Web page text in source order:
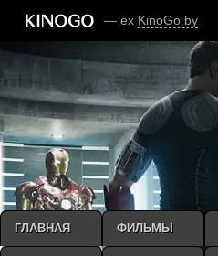
— ex KinoGo.by
ГЛАВНАЯ ФИЛЬМЫ